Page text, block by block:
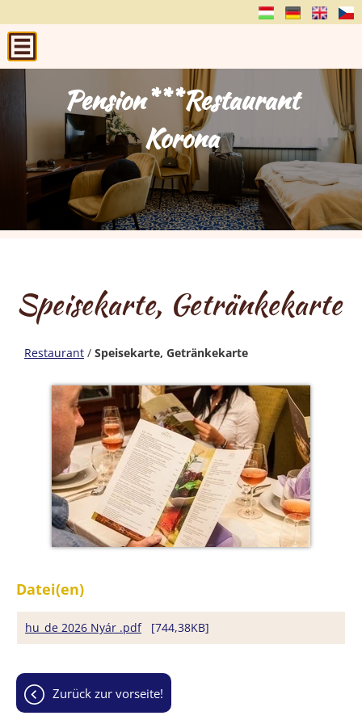
Pension***Restaurant
Korona
Pension***Restaurant
Korona
Pension***Restaurant
Korona
Pension***Restaurant
Korona
Pension***Restaurant
Korona
Speisekarte, Getränkekarte
Restaurant / Speisekarte, Getränkekarte
Datei(en)
hu_de 2026 Nyár .pdf [744,38KB]
zurück zur vorseite!